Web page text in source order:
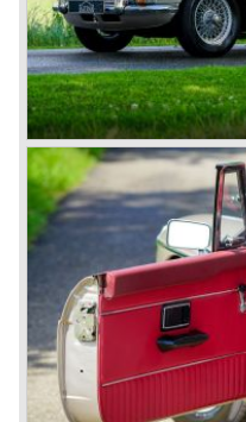
De MG B roadster en GT
werden in de laatste vijf
Amerikaanse
verhogende en emissie
resulteerde in dikke
krachtige motoren wat de
maakte. Vanuit Japan
Z die een snel einde
hegemonie in Amerika…
In 1980 viel het doek
volgende jaren
"verkleed" waren en die
Uiteindelijk kwam er in
opvolger in de vorm van
steeds wordt verkocht.
In het jaar 2001 besloot
eigenaar was van Rover)
Britse pond stond
duur werd in Engeland.
Een groep Britse
Overtuigend zetten zij de